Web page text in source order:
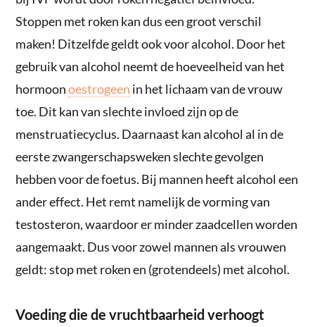
Stoppen met roken kan dus een groot verschil
maken! Ditzelfde geldt ook voor alcohol. Door het
gebruik van alcohol neemt de hoeveelheid van het
hormoonoestrogeen in het lichaam van de vrouw
toe. Dit kan van slechte invloed zijn op de
menstruatiecyclus. Daarnaast kan alcohol al in de
eerste zwangerschapsweken slechte gevolgen
hebben voor de foetus. Bij mannen heeft alcohol een
ander effect. Het remt namelijk de vorming van
testosteron, waardoor er minder zaadcellen worden
aangemaakt. Dus voor zowel mannen als vrouwen
geldt: stop met roken en (grotendeels) met alcohol.
Voeding die de vruchtbaarheid verhoogt